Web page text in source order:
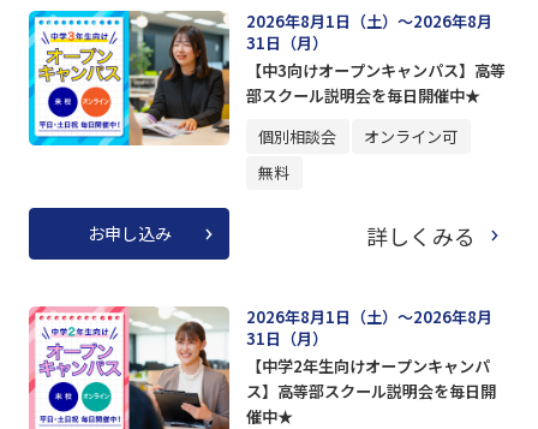
2026年8月1日（土）～2026年8月
31日（月）
【中3向けオープンキャンパス】高等
部スクール説明会を毎日開催中★
個別相談会
オンライン可
無料
お申し込み 詳しくみる
2026年8月1日（土）～2026年8月
31日（月）
【中学2年生向けオープンキャンパ
ス】高等部スクール説明会を毎日開
催中★